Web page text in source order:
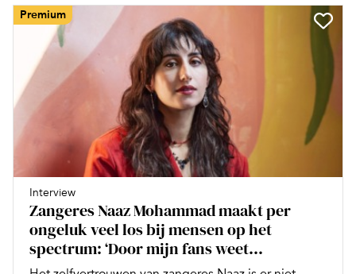
Premium
Interview
Zangeres Naaz Mohammad maakt per
ongeluk veel los bij mensen op het
spectrum: ‘Door mijn fans weet...